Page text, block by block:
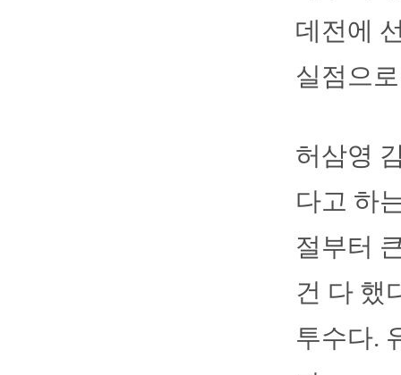
데전에
실점으
허삼영
다고 하
절부터
건 다 했
투수다.